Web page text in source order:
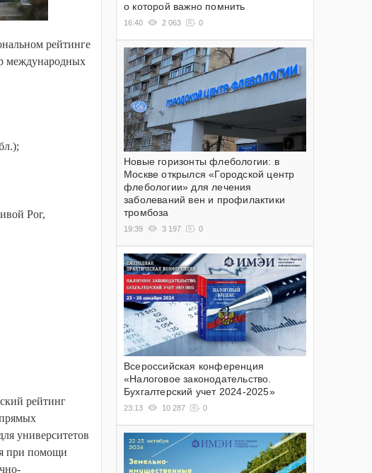
рейтинге
международных
Рог,
рейтинг
университетов
при помощи
о которой важно помнить
16:40 2 063 0
Новые горизонты флебологии: в
Москве открылся «Городской центр
флебологии» для лечения
заболеваний вен и профилактики
тромбоза
19:39 3 197 0
Всероссийская конференция
«Налоговое законодательство.
Бухгалтерский учет 2024-2025»
23:13 10 287 0